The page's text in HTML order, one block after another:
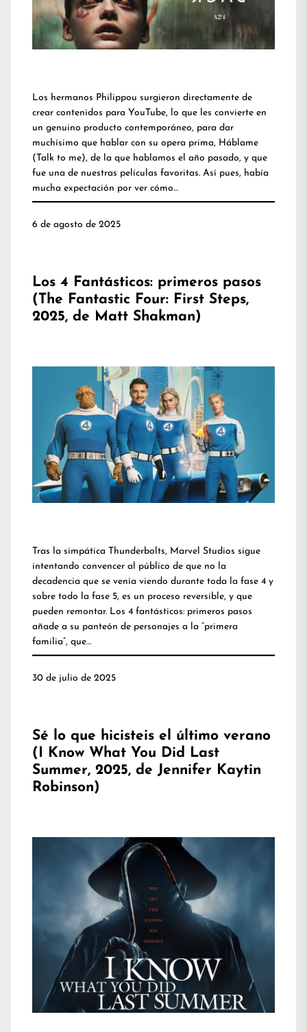
Los hermanos Philippou surgieron directamente de
crear contenidos para YouTube, lo que les convierte en
un genuino producto contemporáneo, para dar
muchísimo que hablar con su opera prima, Háblame
(Talk to me), de la que hablamos el año pasado, y que
fue una de nuestras películas favoritas. Así pues, había
mucha expectación por ver cómo…
6 de agosto de 2025
Los 4 Fantásticos: primeros pasos
(The Fantastic Four: First Steps,
2025, de Matt Shakman)
Tras la simpática Thunderbolts, Marvel Studios sigue
intentando convencer al público de que no la
decadencia que se venía viendo durante toda la fase 4 y
sobre todo la fase 5, es un proceso reversible, y que
pueden remontar. Los 4 fantásticos: primeros pasos
añade a su panteón de personajes a la “primera
familia”, que…
30 de julio de 2025
Sé lo que hicisteis el último verano
(I Know What You Did Last
Summer, 2025, de Jennifer Kaytin
Robinson)